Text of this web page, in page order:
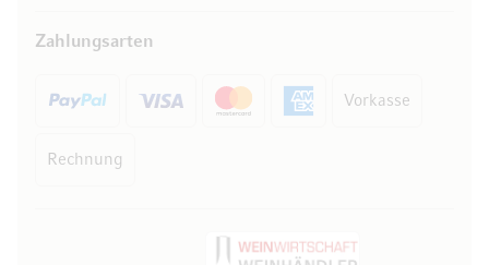
Zahlungsarten
Vorkasse
Rechnung